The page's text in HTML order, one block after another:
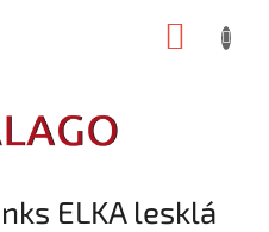
ELKA lesklá